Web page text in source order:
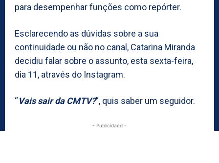
para desempenhar funções como repórter.
Esclarecendo as dúvidas sobre a sua
continuidade ou não no canal, Catarina Miranda
decidiu falar sobre o assunto, esta sexta-feira,
dia 11, através do Instagram.
“Vais sair da CMTV?”, quis saber um seguidor.
- Publicidaed -